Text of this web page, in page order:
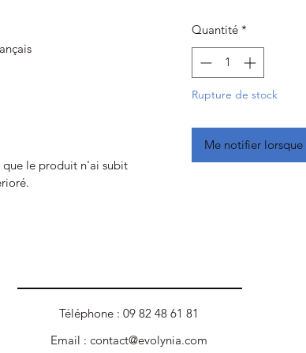
que le produit n'ai subit
Quantité *
Rupture de stock
Me notifier
Téléphone : 09 82 48 61 81
Email : contact@evolynia.com